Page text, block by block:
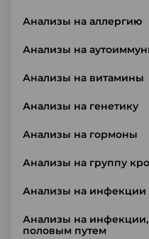
Анализы на аллергию
Анализы на
Анализы на витамины
Анализы на генетику
Анализы на гормоны
Анализы на группу
Анализы на инфекции
Анализы на
половым путем